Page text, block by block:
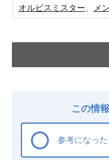
オルビスミスター、 メ
この情
参考になった